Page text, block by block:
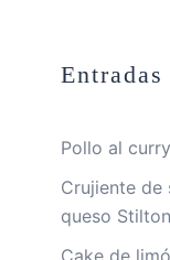
Pollo al
Crujiente de
queso Stilton
Cake de